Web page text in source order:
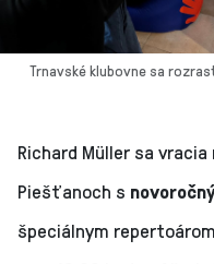
Trnavské klubovne sa
Richard Müller sa
Piešťanoch s
špeciálnym